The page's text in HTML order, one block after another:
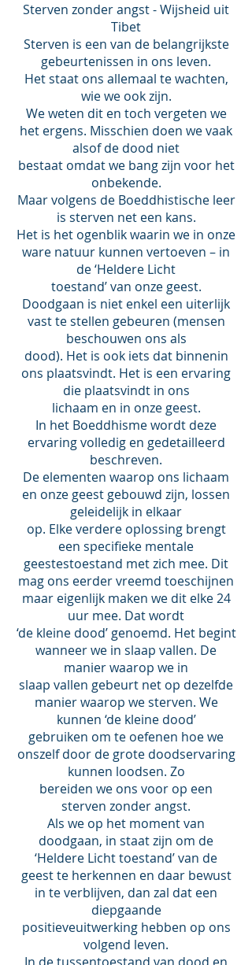
Sterven zonder angst - Wijsheid uit
Tibet
Sterven is een van de belangrijkste
gebeurtenissen in ons leven.
Het staat ons allemaal te wachten,
wie we ook zijn.
We weten dit en toch vergeten we
het ergens. Misschien doen we vaak
alsof de dood niet
bestaat omdat we bang zijn voor het
onbekende.
Maar volgens de Boeddhistische leer
is sterven net een kans.
Het is het ogenblik waarin we in onze
ware natuur kunnen vertoeven – in
de ‘Heldere Licht
toestand’ van onze geest.
Doodgaan is niet enkel een uiterlijk
vast te stellen gebeuren (mensen
beschouwen ons als
dood). Het is ook iets dat binnenin
ons plaatsvindt. Het is een ervaring
die plaatsvindt in ons
lichaam en in onze geest.
In het Boeddhisme wordt deze
ervaring volledig en gedetailleerd
beschreven.
De elementen waarop ons lichaam
en onze geest gebouwd zijn, lossen
geleidelijk in elkaar
op. Elke verdere oplossing brengt
een specifieke mentale
geestestoestand met zich mee. Dit
mag ons eerder vreemd toeschijnen
maar eigenlijk maken we dit elke 24
uur mee. Dat wordt
‘de kleine dood’ genoemd. Het begint
wanneer we in slaap vallen. De
manier waarop we in
slaap vallen gebeurt net op dezelfde
manier waarop we sterven. We
kunnen ‘de kleine dood’
gebruiken om te oefenen hoe we
onszelf door de grote doodservaring
kunnen loodsen. Zo
bereiden we ons voor op een
sterven zonder angst.
Als we op het moment van
doodgaan, in staat zijn om de
‘Heldere Licht toestand’ van de
geest te herkennen en daar bewust
in te verblijven, dan zal dat een
diepgaande
positieveuitwerking hebben op ons
volgend leven.